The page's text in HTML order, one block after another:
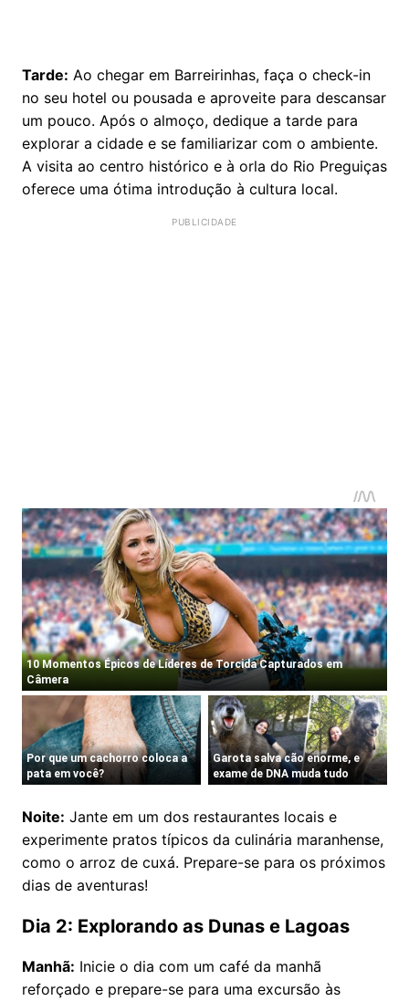
Tarde: Ao chegar em Barreirinhas, faça o check-in
no seu hotel ou pousada e aproveite para descansar
um pouco. Após o almoço, dedique a tarde para
explorar a cidade e se familiarizar com o ambiente.
A visita ao centro histórico e à orla do Rio Preguiças
oferece uma ótima introdução à cultura local.
Noite: Jante em um dos restaurantes locais e
experimente pratos típicos da culinária maranhense,
como o arroz de cuxá. Prepare-se para os próximos
dias de aventuras!
Dia 2: Explorando as Dunas e Lagoas
Manhã: Inicie o dia com um café da manhã
reforçado e prepare-se para uma excursão às